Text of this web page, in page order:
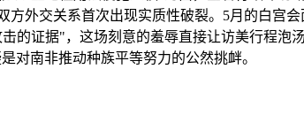
外交关系首次出现实质性破裂。5月的白宫
的证据"，这场刻意的羞辱直接让访美行程泡
对南非推动种族平等努力的公然挑衅。